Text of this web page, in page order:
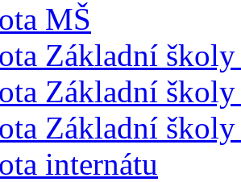
MŠ
Základní
Základní
Základní
internátu